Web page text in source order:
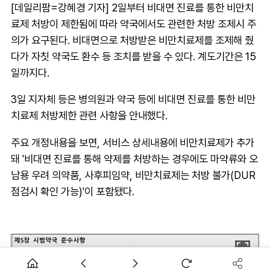
[데일리팜=강혜경 기자] 2일부터 비대면 진료를 통한 비만치
료제 처방이 제한됨에 따라 약국에서도 관련한 처방 조제시 주
의가 요구된다. 비대면으로 처방받은 비만치료제를 조제해 줬
다가 자칫 약국도 환수 등 조치를 받을 수 있다. 계도기간은 15
일까지다.
3일 지자체 등은 병의원과 약국 등에 비대면 진료를 통한 비만
치료제 처방제한 관련 사항을 안내했다.
주요 개정내용을 보면, 서비스 상세내용에 비만치료제가 추가
돼 '비대면 진료를 통해 약제를 처방하는 경우에도 마약류와 오
남용 우려 의약품, 사후피임약, 비만치료제는 처방 불가(DUR
점검시 확인 가능)'이 포함됐다.